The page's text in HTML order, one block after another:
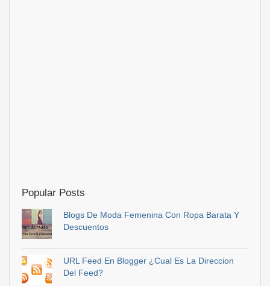
Popular Posts
Blogs De Moda Femenina Con Ropa Barata Y
Descuentos
URL Feed En Blogger ¿Cual Es La Direccion
Del Feed?